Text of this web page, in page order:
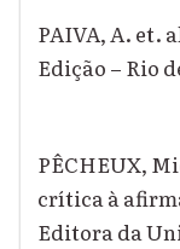
PAIVA, A. et.
Edição – Rio
PÊCHEUX,
crítica à
Editora da